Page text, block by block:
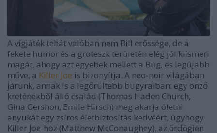
A vígjáték tehát valóban nem Bill erőssége, de a
fekete humor és a groteszk területén elég jól kiismeri
magát, ahogy azt egyebek mellett a Bug, és legújabb
műve, a Killer Joe is bizonyítja. A neo-noir világában
járunk, annak is a legőrültebb bugyraiban: egy önző
kreténekből álló család (Thomas Haden Church,
Gina Gershon, Emile Hirsch) meg akarja öletni
anyukát egy zsíros életbiztosítás kedvéért, úgyhogy
Killer Joe-hoz (Matthew McConaughey), az ördögien